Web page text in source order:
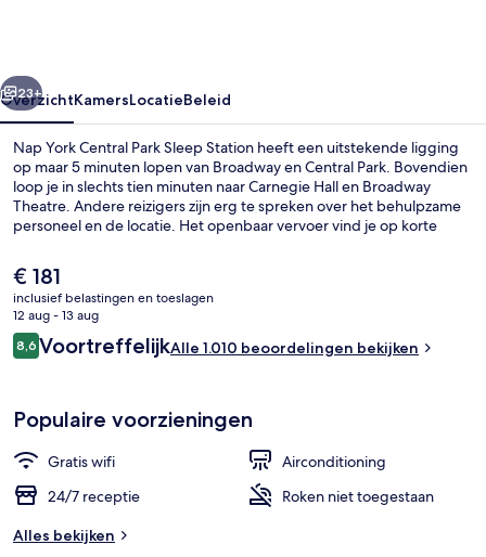
Volgende
23+
OverzichtKamersLocatieBeleid
Nap York Central Park Sleep Station heeft een uitstekende ligging
op maar 5 minuten lopen van Broadway en Central Park. Bovendien
loop je in slechts tien minuten naar Carnegie Hall en Broadway
Theatre. Andere reizigers zijn erg te spreken over het behulpzame
personeel en de locatie. Het openbaar vervoer vind je op korte
Av Station ligt 4 minuten verderop.
De
huidige
prijs
is
€ 181
€ 181
inclusief belastingen en toeslagen
12 aug - 13 aug
Beoordelingen
8,68,6 op 10 –
VoortreffelijkAlle 1.010 beoordelingen bekijken
Populaire voorzieningen
Gratis wifi
Airconditioning
24/7 receptie
Roken niet toegestaan
Alles bekijken